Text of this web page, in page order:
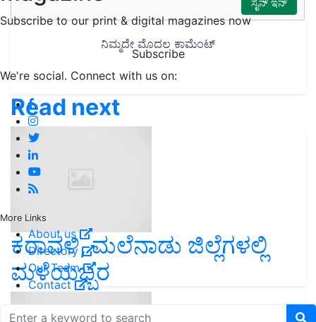
Subscribe to our print & digital magazines now
Subscribe
We're social. Connect with us on:
More Links
About us
Directory
Our Team
Contact
Read next
ಕರಾವಳಿ, ಮಲೆನಾಡು ಜಿಲ್ಲೆಗಳಲ್ಲಿ
ಮಳೆಯಬ್ಬರ